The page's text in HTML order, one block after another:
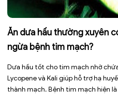
Ăn dưa hấu thường xuyên
ngừa bệnh tim mạch?
Dưa hấu tốt cho tim mạch nhờ
Lycopene và Kali giúp hỗ trợ hạ
thành mạch. Bệnh tim mạch hiện